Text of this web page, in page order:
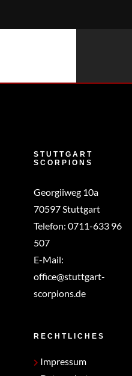
STUTTGART
SCORPIONS
Georgiiweg 10a
70597 Stuttgart
Telefon: 0711-633 96
507
E-Mail:
office@stuttgart-
scorpions.de
RECHTLICHES
Impressum